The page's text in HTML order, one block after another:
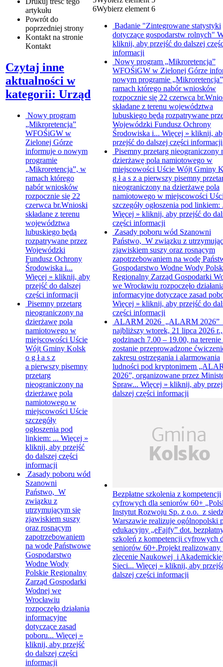
artykułu
Powrót do
poprzedniej strony
Kontakt na stronie
Kontakt
Czytaj inne
aktualności w
kategorii: Urząd
Nowy program
„Mikroretencja”
WFOŚiGW w
Zielonej Górze
informuje o nowym
programie
„Mikroretencja”, w
ramach którego
nabór wniosków
rozpocznie się 22
czerwca br.Wnioski
składane z terenu
województwa
lubuskiego będą
rozpatrywane przez
Wojewódzki
Fundusz Ochrony
Środowiska i...
Więcej » kliknij, aby
przejść do dalszej
części informacji
Pisemny przetarg
nieograniczony na
dzierżawę pola
namiotowego w
miejscowości Uście
Wójt Gminy Kolsk
o g ł a s z
a pierwszy pisemny
przetarg
nieograniczony na
dzierżawę pola
namiotowego w
miejscowości Uście
szczegóły
ogłoszenia pod
linkiem: ... Więcej »
kliknij, aby przejść
do dalszej części
informacji
Zasady poboru wód
Szanowni
Państwo, W
związku z
utrzymującym się
zjawiskiem suszy
oraz rosnącym
zapotrzebowaniem
na wodę Państwowe
Gospodarstwo
Wodne Wody
Polskie Regionalny
Zarząd Gospodarki
Wodnej we
Wrocławiu
rozpoczęło działania
informacyjne
dotyczące zasad
poboru... Więcej »
kliknij, aby przejść
do dalszej części
informacji
6Wybierz element 6
Badanie "Zintegrowane statystyki
dotyczące gospodarstw rolnych"
kliknij, aby przejść do dalszej
informacji
Nowy program „Mikroretencja”
WFOŚiGW w Zielonej Górze
nowym programie
ramach którego nabór wniosków
rozpocznie się 22 czerwca
składane z terenu województwa
lubuskiego będą rozpatrywane
Wojewódzki Fundusz Ochrony
Środowiska i... Więcej » kliknij,
przejść do dalszej części informacji
Pisemny przetarg nieograniczony
dzierżawę pola namiotowego w
miejscowości Uście Wójt Gminy
g ł a s z a pierwszy pisemny
nieograniczony na dzierżawę pola
namiotowego w miejscowości
szczegóły ogłoszenia pod linkiem:
Więcej » kliknij, aby przejść do
części informacji
Zasady poboru wód Szanowni
Państwo, W związku z
zjawiskiem suszy oraz rosnącym
zapotrzebowaniem na wodę
Gospodarstwo Wodne Wody
Regionalny Zarząd Gospodarki
we Wrocławiu rozpoczęło
informacyjne dotyczące zasad
Więcej » kliknij, aby przejść do
części informacji
ALARM 2026 „ALARM 2026”
najbliższy wtorek, 21 lipca 2026
godzinach 7.00 – 19.00, na
zostanie przeprowadzone
zakresu ostrzegania i alarmowania
ludności pod kryptonimem
2026”, organizowane przez
Spraw... Więcej » kliknij, aby
dalszej części informacji
Bezpłatne szkolenia z kompetencji
cyfrowych dla seniorów 60+
Instytut Rozwoju Sp. z o.o. z
Warszawie realizuje ogólnopolski
edukacyjny „eFajfy” dot.
szkoleń z kompetencji cyfrowych
seniorów 60+.Projekt realizowany
zlecenie Naukowej i
Sieci... Więcej » kliknij, aby
dalszej części informacji